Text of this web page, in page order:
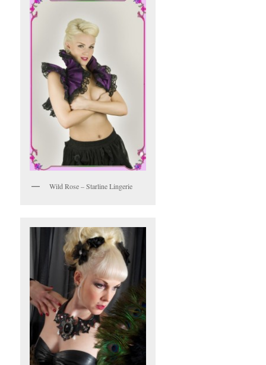
Wild Rose – Starline Lingerie